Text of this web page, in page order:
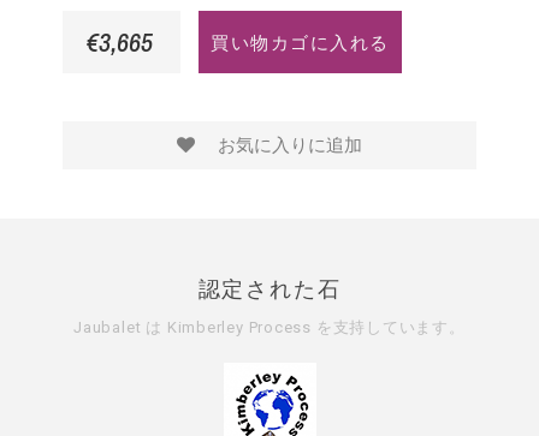
ー
ー
€3,665 買い物カゴに入れる
お気に入りに追加
認定された石
Jaubalet は Kimberley Process を支持しています。